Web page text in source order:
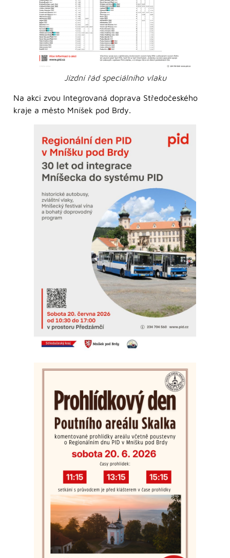
Jízdní řád speciálního vlaku
Na akci zvou Integrovaná doprava Středočeského
kraje a město Mníšek pod Brdy.